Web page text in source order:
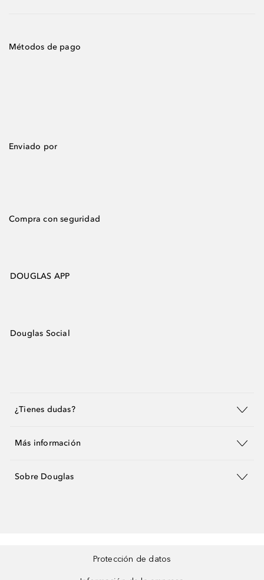
Métodos de pago
Enviado por
Compra con seguridad
DOUGLAS APP
Douglas Social
¿Tienes dudas?
Más información
Sobre Douglas
Protección de datos